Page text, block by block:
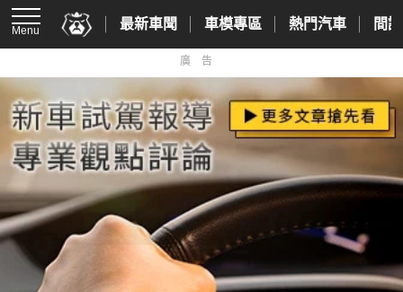
Menu 最新車聞 車模專區 熱門汽車 間
廣告